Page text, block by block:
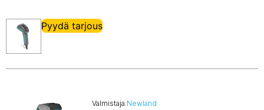
Pyydä tarjous
Valmistaja:Newland